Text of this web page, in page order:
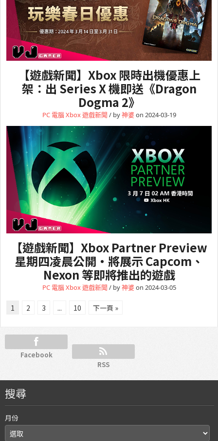
【遊戲新聞】Xbox 限時出機優惠上
架：出 Series X 機即送《Dragon
Dogma 2》
PC 電腦Xbox遊戲新聞 / by神婆on 2024-03-19
【遊戲新聞】Xbox Partner Preview
星期四凌晨公開・將展示 Capcom、
Nexon 等即將推出的遊戲
PC 電腦Xbox遊戲新聞 / by神婆on 2024-03-05
1 2 3 ... 10 下一頁 »
Facebook
RSS
搜尋
月份